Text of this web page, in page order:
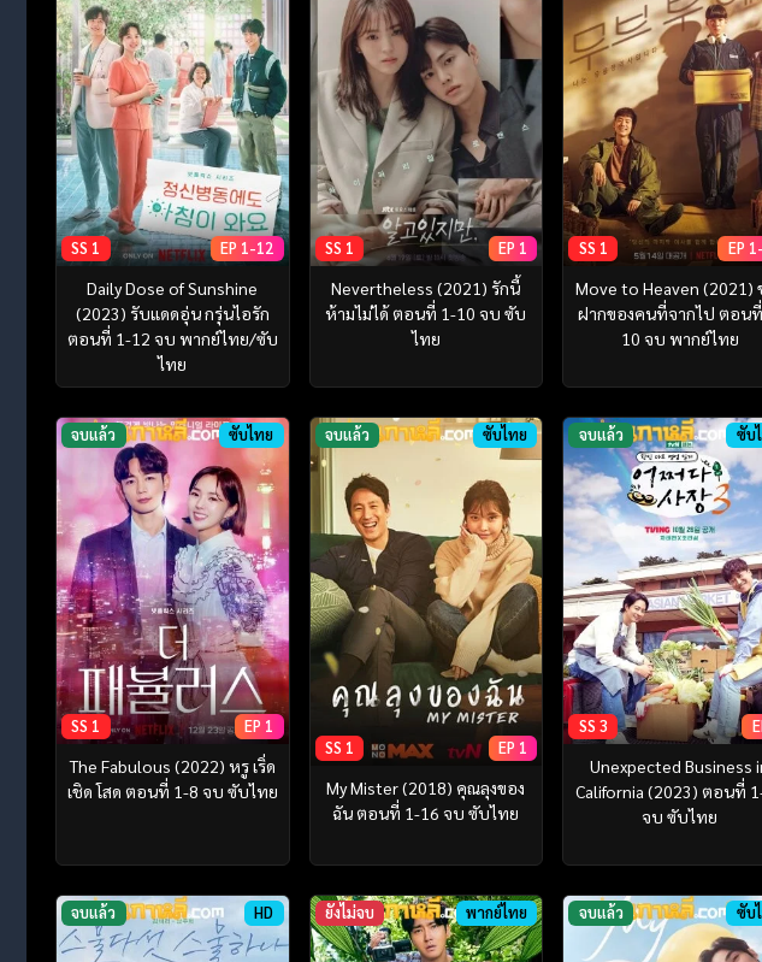
SS 1 EP 1-12
Daily Dose of Sunshine
(2023) รับแดดอุ่น กรุ่นไอรัก
ตอนที่ 1-12 จบ พากย์ไทย/ซับ
ไทย
SS 1 EP 1
Nevertheless (2021) รักนี้
ห้ามไม่ได้ ตอนที่ 1-10 จบ ซับ
ไทย
SS 1 EP
Move to Heaven (2021)
ฝากของคนที่จากไป ตอน
10 จบ พากย์ไทย
จบแล้ว ซับไทย
SS 1 EP 1
The Fabulous (2022) หรู เริ่ด
เชิด โสด ตอนที่ 1-8 จบ ซับไทย
จบแล้ว ซับไทย
SS 1 EP 1
My Mister (2018) คุณลุงของ
ฉัน ตอนที่ 1-16 จบ ซับไทย
จบแล้ว ซับ
SS 3
Unexpected Business
California (2023) ตอนที่
จบ ซับไทย
จบแล้ว HD ยังไม่จบ พากย์ไทย จบแล้ว ซับ